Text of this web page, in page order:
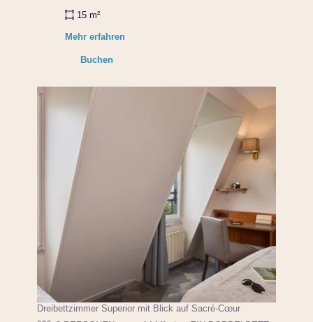
15 m²
Mehr erfahren
Buchen
Dreibettzimmer Superior mit Blick auf Sacré-Cœur